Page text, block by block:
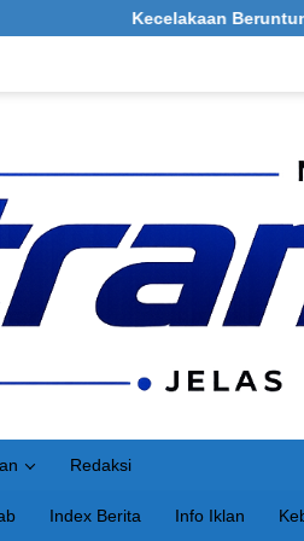
Beruntun di Kawasan
Redaksi
Index Berita Info Iklan